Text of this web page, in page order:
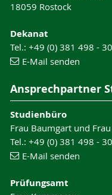
18059 Rostock
Dekanat
Tel.: +49 (0) 381 498 -
E-Mail senden
Ansprechpartner
Studienbüro
Frau Baumgart und
Tel.: +49 (0) 381 498 -
E-Mail senden
Prüfungsamt